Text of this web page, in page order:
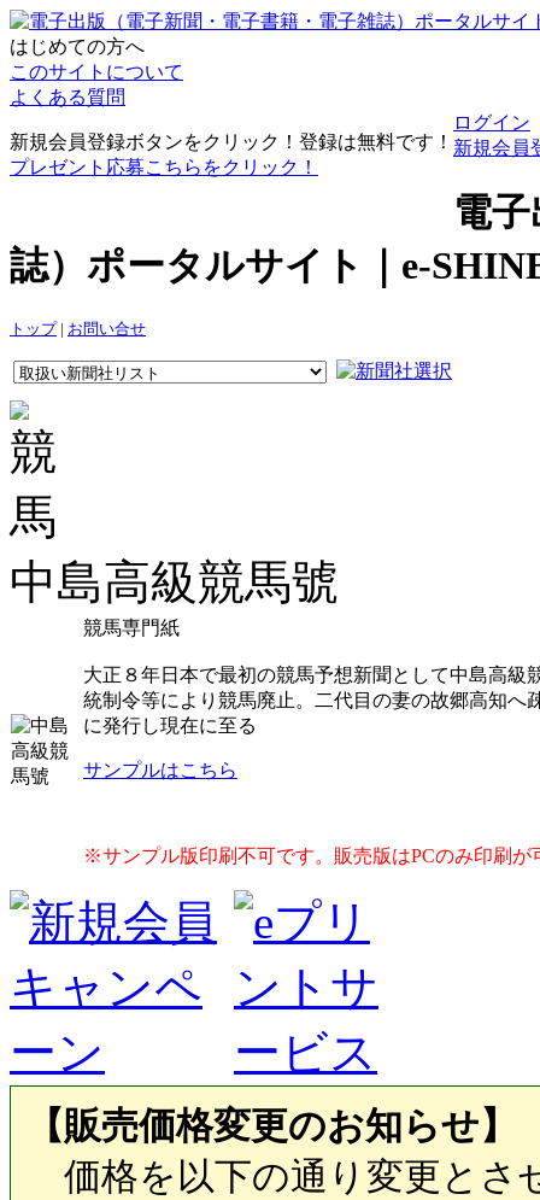
はじめての方へ
このサイトについて
よくある質問
新規会員登録ボタンをクリック！登録は無料です！
プレゼント応募こちらをクリック！
ログイン
新規会員
電
誌）ポータルサイト｜e-
トップ| お問い合せ
中島高級競馬號
競馬専門紙
大正８年日本で最初の競馬予想新聞として中島高
統制令等により競馬廃止。二代目の妻の故郷高知
に発行し現在に至る
サンプルはこちら
※サンプル版印刷不可です。販売版はPCのみ印刷が
【販売価格変更のお知らせ】
価格を以下の通り変更とさ